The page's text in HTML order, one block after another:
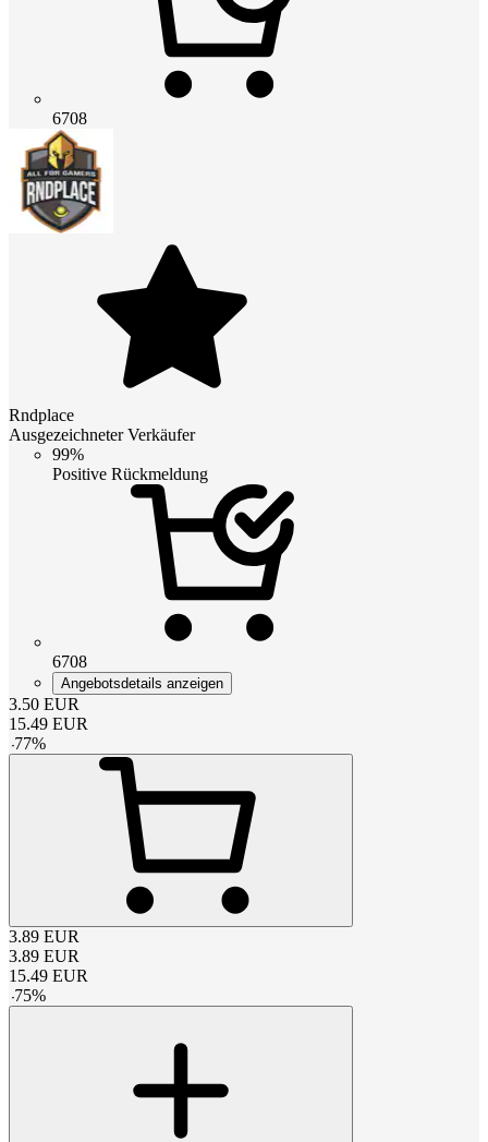
6708
Rndplace
Ausgezeichneter Verkäufer
99%
Positive Rückmeldung
6708
Angebotsdetails anzeigen
3.50 EUR
15.49 EUR
-77%
3.89 EUR
3.89 EUR
15.49 EUR
-75%